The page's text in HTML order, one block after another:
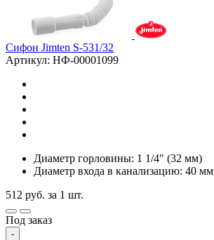
Сифон Jimten S-531/32
Артикул: НФ-00001099
Диаметр горловины: 1 1/4" (32 мм)
Диаметр входа в канализацию: 40 мм
512 руб. за 1 шт.
Под заказ
-